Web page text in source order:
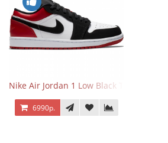
Nike Air Jordan 1 Low Black Toe
6990р.